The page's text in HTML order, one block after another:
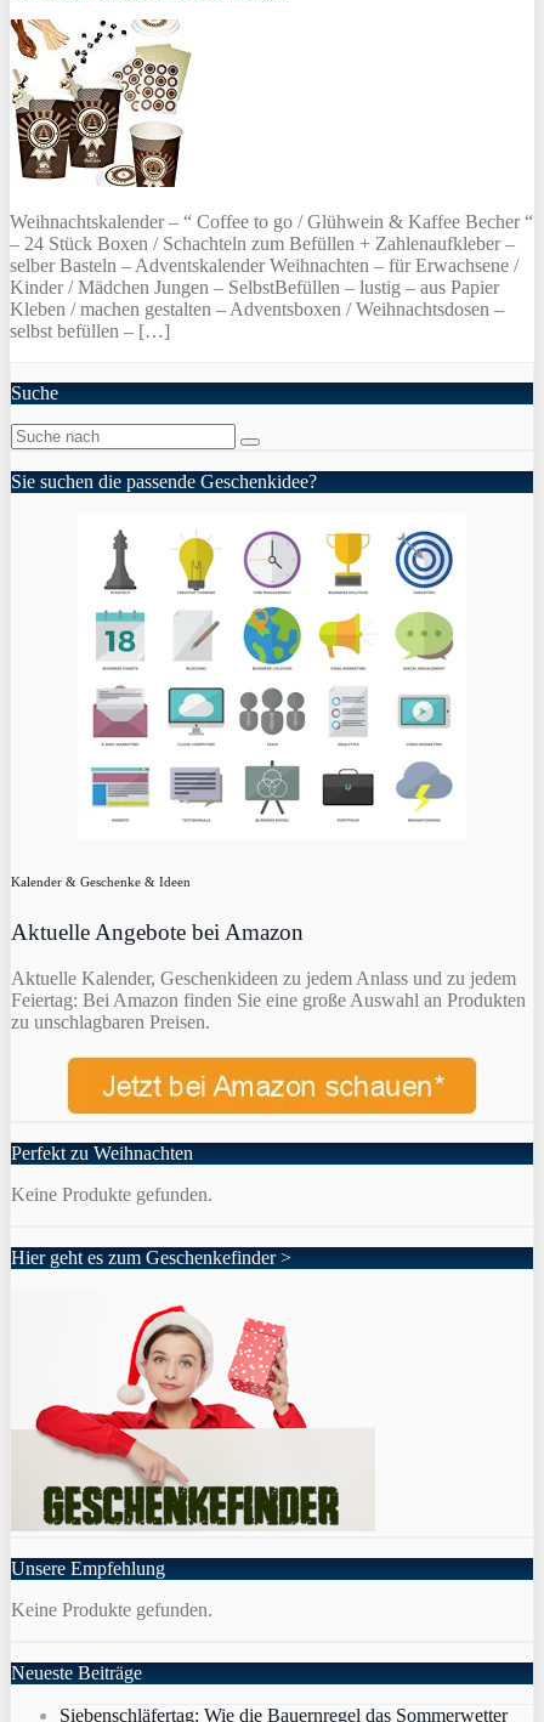
Weihnachtskalender – “ Coffee to go / Glühwein & Kaffee Becher “
– 24 Stück Boxen / Schachteln zum Befüllen + Zahlenaufkleber –
selber Basteln – Adventskalender Weihnachten – für Erwachsene /
Kinder / Mädchen Jungen – SelbstBefüllen – lustig – aus Papier
Kleben / machen gestalten – Adventsboxen / Weihnachtsdosen –
selbst befüllen – […]
Suche
Sie suchen die passende Geschenkidee?
Kalender & Geschenke & Ideen
Aktuelle Angebote bei Amazon
Aktuelle Kalender, Geschenkideen zu jedem Anlass und zu jedem
Feiertag: Bei Amazon finden Sie eine große Auswahl an Produkten
zu unschlagbaren Preisen.
Perfekt zu Weihnachten
Keine Produkte gefunden.
Hier geht es zum Geschenkefinder >
Unsere Empfehlung
Keine Produkte gefunden.
Neueste Beiträge
Siebenschläfertag: Wie die Bauernregel das Sommerwetter